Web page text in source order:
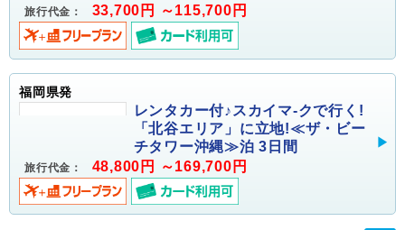
旅行代金： 33,700円 ～115,700円
福岡県発
レンタカー付♪スカイマ-クで行く!
「北谷エリア」に立地!≪ザ・ビー
チタワー沖縄≫泊 3日間
旅行代金： 48,800円 ～169,700円